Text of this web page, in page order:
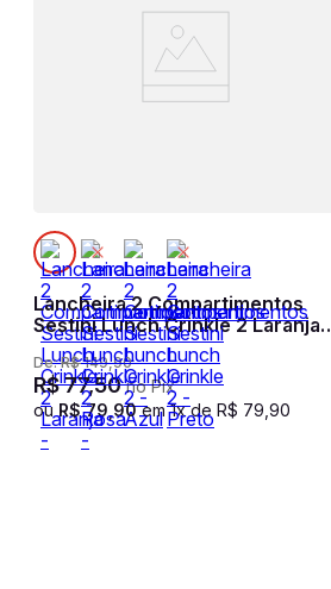
Lancheira 2 Compartimentos
Sestini Lunch Crinkle 2 Laranja -
Apricot
De:R$ 149,90
R$77,50no Pix
ou R$ 79 90em1x de R$ 79 90